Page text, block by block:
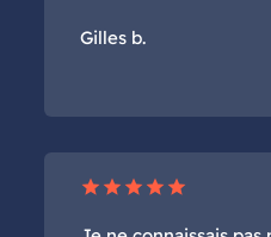
Gilles b.
star star star star star